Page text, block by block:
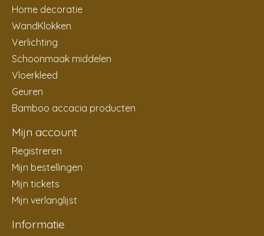
Home decoratie
WandKlokken
Verlichting
Schoonmaak middelen
Vloerkleed
Geuren
Bamboo accacia producten
Mijn account
Registreren
Mijn bestellingen
Mijn tickets
Mijn verlanglijst
Informatie